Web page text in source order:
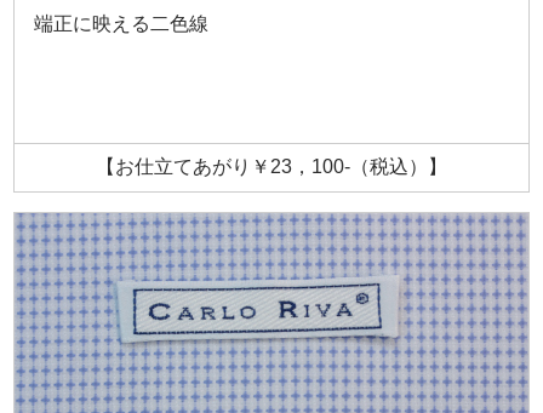
端正に映える二色線
【お仕立てあがり￥23，100-（税込）】